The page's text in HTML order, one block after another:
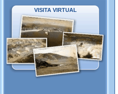
VISITA VIRTUAL